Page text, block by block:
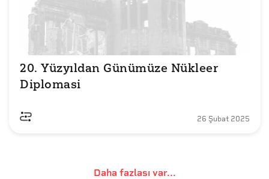
20. Yüzyıldan Günümüze Nükleer
Diplomasi
26 Şubat 2025
Daha fazlası var...